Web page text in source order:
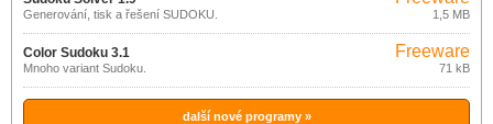
Generování, tisk a řešení SUDOKU. 1,5 MB
Color Sudoku 3.1
Mnoho variant Sudoku.
Freeware
71 kB
další nové programy »